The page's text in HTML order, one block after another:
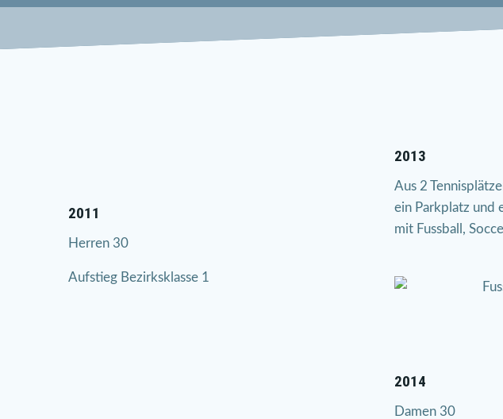
2011
Herren 30
Aufstieg Bezirksklasse 1
2013
Aus 2
ein Parkplatz und
mit Fussball,
2014
Damen 30